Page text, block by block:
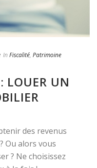
In Fiscalité, Patrimoine
LOUER UN
des revenus
Ou alors vous
? Ne choisissez